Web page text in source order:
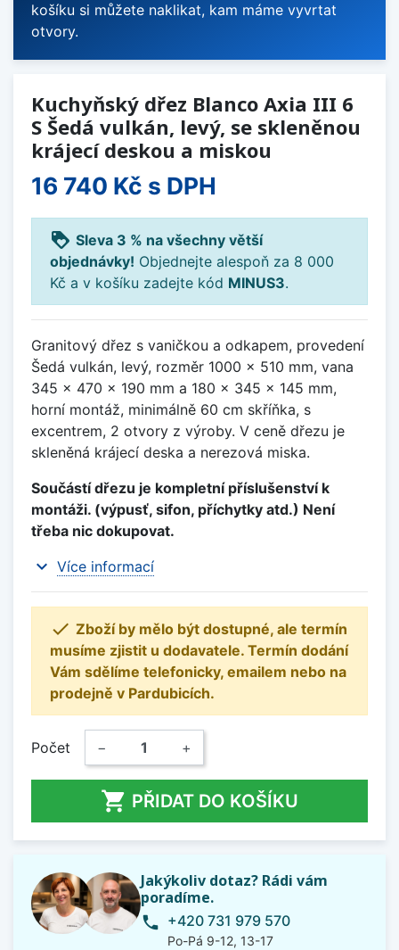
košíku si můžete naklikat, kam máme vyvrtat
otvory.
Kuchyňský dřez Blanco Axia III 6
S Šedá vulkán, levý, se skleněnou
krájecí deskou a miskou
16 740 Kč s DPH
loyalty Sleva 3 % na všechny větší
objednávky! Objednejte alespoň za 8 000
Kč a v košíku zadejte kód MINUS3.
Granitový dřez s vaničkou a odkapem, provedení
Šedá vulkán, levý, rozměr 1000 x 510 mm, vana
345 x 470 x 190 mm a 180 x 345 x 145 mm,
horní montáž, minimálně 60 cm skříňka, s
excentrem, 2 otvory z výroby. V ceně dřezu je
skleněná krájecí deska a nerezová miska.
Součástí dřezu je kompletní příslušenství k
montáži. (výpusť, sifon, příchytky atd.) Není
třeba nic dokupovat.
expand_more Více informací
 Zboží by mělo být dostupné, ale termín
musíme zjistit u dodavatele. Termín dodání
Vám sdělíme telefonicky, emailem nebo na
prodejně v Pardubicích.
Počet − +
 PŘIDAT DO KOŠÍKU
Jakýkoliv dotaz? Rádi vám
poradíme.
phone +420 731 979 570
Po-Pá 9-12, 13-17